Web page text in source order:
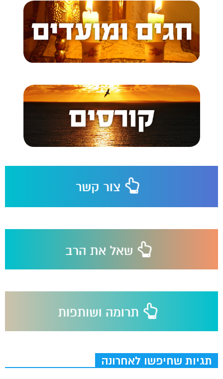
תגיות שחיפשו לאחרונה